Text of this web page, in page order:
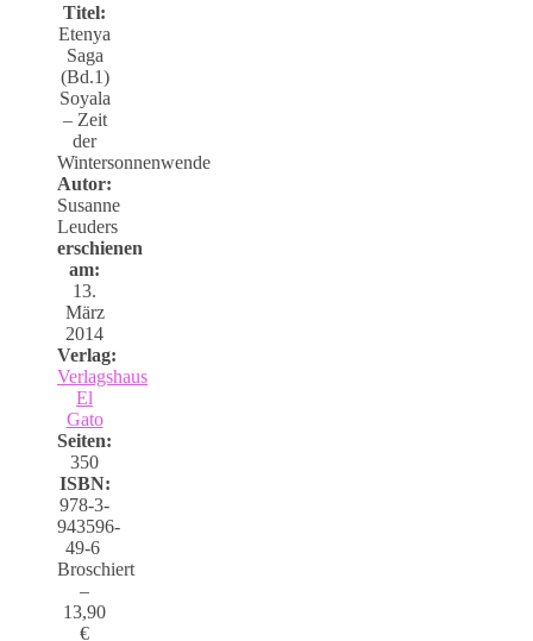
Titel:
Etenya
Saga
(Bd.1)
Soyala
– Zeit
der
Wintersonnenwende
Autor:
Susanne
Leuders
erschienen
am:
13.
März
2014
Verlag:
Verlagshaus
El
Gato
Seiten:
350
ISBN:
978-3-
943596-
49-6
Broschiert
–
13,90
€